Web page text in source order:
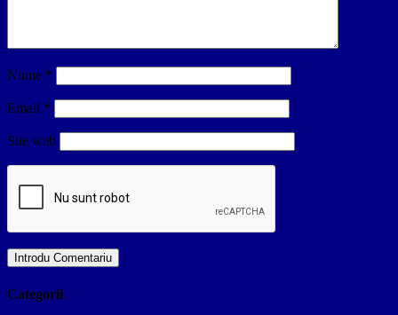
Nume *
Email *
Site web
Categorii